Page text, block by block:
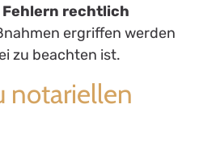
rechtlich
ergriffen werden
zu beachten ist.
notariellen